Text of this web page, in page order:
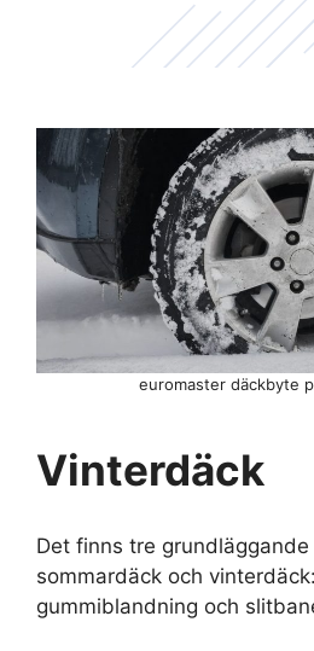
Vinterdäck
Det finns tre
sommardäck och
gummiblandning och
euromaster däckbyte